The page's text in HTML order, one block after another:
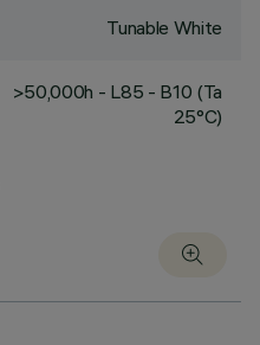
Tunable White
>50,000h - L85 - B10 (Ta
25°C)